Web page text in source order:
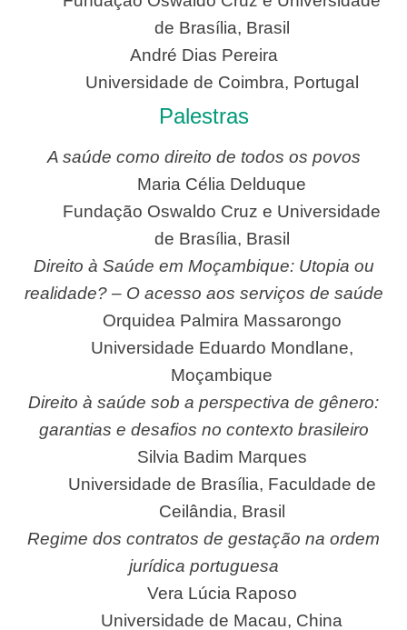
de Brasília, Brasil
André Dias Pereira
Universidade de Coimbra, Portugal
Palestras
A saúde como direito de todos os povos
Maria Célia Delduque
Fundação Oswaldo Cruz e Universidade
de Brasília, Brasil
Direito à Saúde em Moçambique: Utopia ou
realidade? – O acesso aos serviços de saúde
Orquidea Palmira Massarongo
Universidade Eduardo Mondlane,
Moçambique
Direito à saúde sob a perspectiva de gênero:
garantias e desafios no contexto brasileiro
Silvia Badim Marques
Universidade de Brasília, Faculdade de
Ceilândia, Brasil
Regime dos contratos de gestação na ordem
jurídica portuguesa
Vera Lúcia Raposo
Universidade de Macau, China